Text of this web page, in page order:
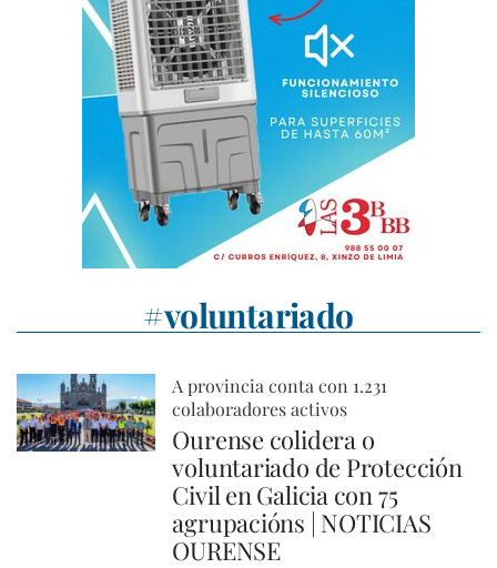
#voluntariado
A provincia conta con 1.231
colaboradores activos
Ourense colidera o
voluntariado de Protección
Civil en Galicia con 75
agrupacións | NOTICIAS
OURENSE